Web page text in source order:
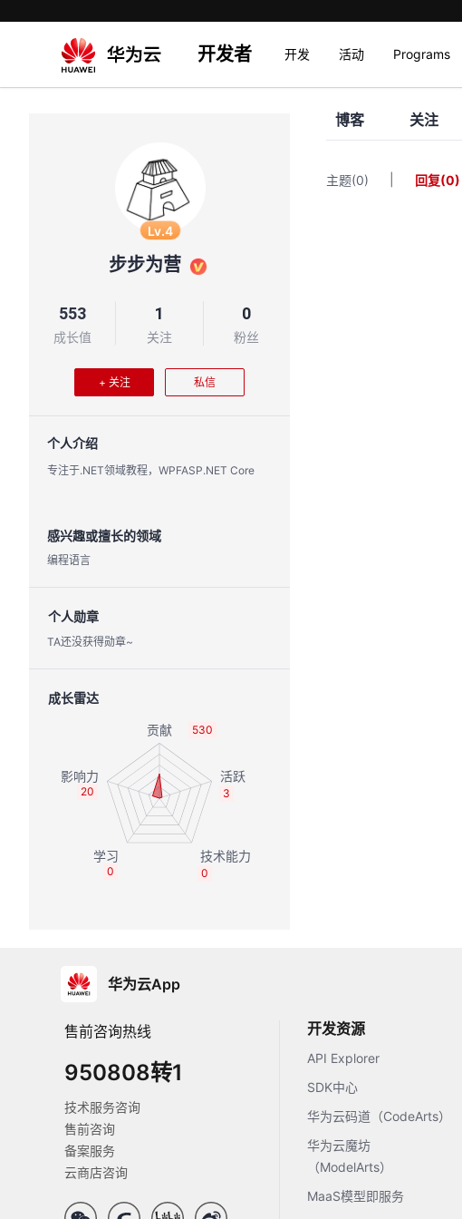
开发者 开发 活动 Programs
Lv.4
步步为营
553
成长值
1
关注
0
粉丝
+ 关注 私信
个人介绍
专注于.NET领域教程，WPFASP.NET Core
感兴趣或擅长的领域
编程语言
个人勋章
TA还没获得勋章~
成长雷达
530
3
0
0
20
博客 关注
主题(0) 回复(0)
华为云App
售前咨询热线
950808转1
技术服务咨询
售前咨询
备案服务
云商店咨询
开发资源
API Explorer
SDK中心
华为云码道（CodeArts）
华为云魔坊
（ModelArts）
MaaS模型即服务